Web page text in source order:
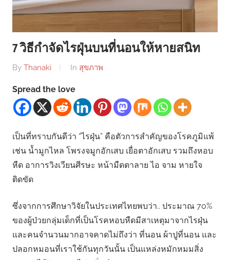
7 วิธีกำจัดไรฝุ่นบนที่นอนให้หายสนิท
By Thanaki In สุขภาพ
Spread the love
เป็นที่ทราบกันดีว่า “ไรฝุ่น” คือตัวการสำคัญของโรคภูมิแพ้
เช่น น้ำมูกไหล โพรงจมูกอักเสบ เยื่อตาอักเสบ รวมถึงหอบ
หืด อาการวิงเวียนศีรษะ หน้ามืดตาลาย ไอ จาม หายใจ
ติดขัด
ซึ่งจากการศึกษาวิจัยในประเทศไทยพบว่า.. ประมาณ 70%
ของผู้ป่วยกลุ่มเด็กที่เป็นโรคหอบหืดมีสาเหตุมาจากไรฝุ่น
และคนจำนวนมากอาจคาดไม่ถึงว่า ที่นอน ผ้าปูที่นอน และ
ปลอกหมอนที่เราใช้กันทุกวันนั้น เป็นแหล่งหมักหมมสิ่ง